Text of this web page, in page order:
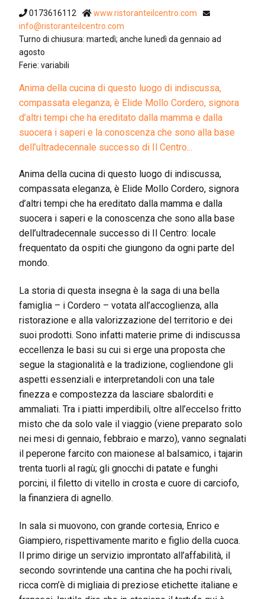
0173616112
www.ristoranteilcentro.com
info@ristoranteilcentro.com
Turno di chiusura: martedì; anche lunedì da gennaio ad
agosto
Ferie: variabili
Anima della cucina di questo luogo di indiscussa,
compassata eleganza, è Elide Mollo Cordero, signora
d’altri tempi che ha ereditato dalla mamma e dalla
suocera i saperi e la conoscenza che sono alla base
dell’ultradecennale successo di Il Centro...
Anima della cucina di questo luogo di indiscussa,
compassata eleganza, è Elide Mollo Cordero, signora
d’altri tempi che ha ereditato dalla mamma e dalla
suocera i saperi e la conoscenza che sono alla base
dell’ultradecennale successo di Il Centro: locale
frequentato da ospiti che giungono da ogni parte del
mondo.
La storia di questa insegna è la saga di una bella
famiglia – i Cordero – votata all’accoglienza, alla
ristorazione e alla valorizzazione del territorio e dei
suoi prodotti. Sono infatti materie prime di indiscussa
eccellenza le basi su cui si erge una proposta che
segue la stagionalità e la tradizione, cogliendone gli
aspetti essenziali e interpretandoli con una tale
finezza e compostezza da lasciare sbalorditi e
ammaliati. Tra i piatti imperdibili, oltre all’eccelso fritto
misto che da solo vale il viaggio (viene preparato solo
nei mesi di gennaio, febbraio e marzo), vanno segnalati
il peperone farcito con maionese al balsamico, i tajarin
trenta tuorli al ragù; gli gnocchi di patate e funghi
porcini, il filetto di vitello in crosta e cuore di carciofo,
la finanziera di agnello.
In sala si muovono, con grande cortesia, Enrico e
Giampiero, rispettivamente marito e figlio della cuoca.
Il primo dirige un servizio improntato all’affabilità, il
secondo sovrintende una cantina che ha pochi rivali,
ricca com’è di migliaia di preziose etichette italiane e